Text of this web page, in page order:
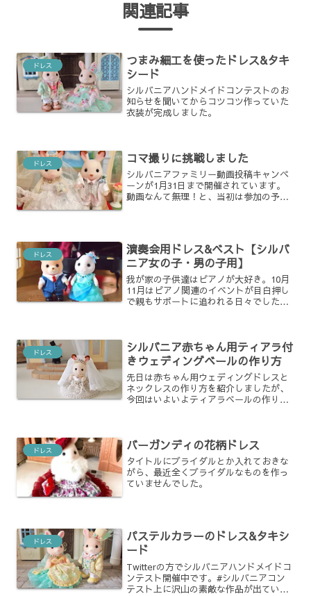
関連記事
ドレス
つまみ細工を使ったドレス&タキ
シード
シルバニアハンドメイドコンテストのお
知らせを聞いてからコツコツ作っていた
衣装が完成しました。
ドレス コマ撮りに挑戦しました
シルバニアファミリー動画投稿キャンペ
ーンが1月31日まで開催されています。
動画なんて無理！と、当初は参加の予定
ドレス
演奏会用ドレス&ベスト【シルバ
ニア女の子・男の子用】
我が家の子供達はピアノが大好き。10月
11月はピアノ関連のイベントが目白押し
で親もサポートに追われる日々でした。
れ子供達がピアノの演...
ドレス
シルバニア赤ちゃん用ティアラ付
きウェディングベールの作り方
先日は赤ちゃん用ウェディングドレスと
ネックレスの作り方を紹介しましたが、
今回はいよいよティアラベールの作り方
ドレス バーガンディの花柄ドレス
タイトルにブライダルとか入れておきな
がら、最近全くブライダルなものを作っ
ていませんでした。
ドレス
パステルカラーのドレス&タキシ
ード
Twitterの方でシルバニアハンドメイドコ
ンテスト開催中です。#シルバニアコン
テスト上に沢山の素敵な作品が出てい